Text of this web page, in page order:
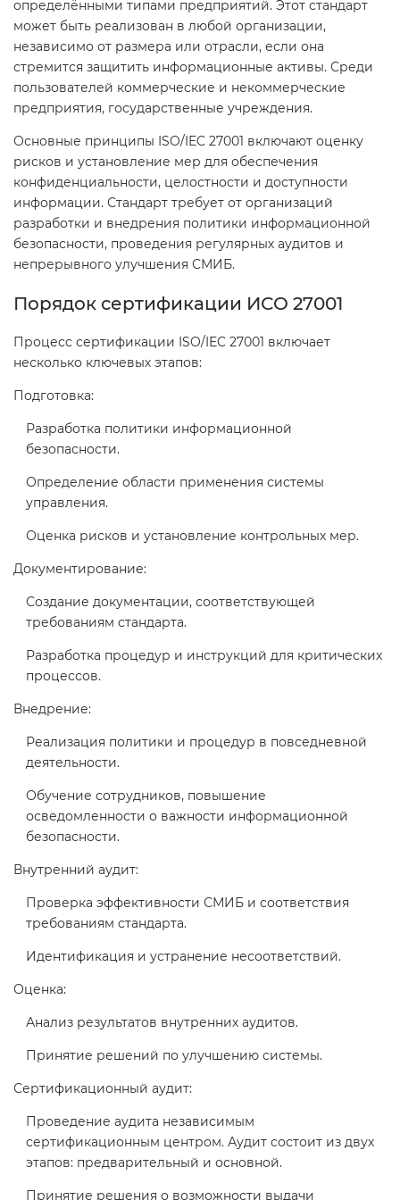
определёнными типами предприятий. Этот стандарт
может быть реализован в любой организации,
независимо от размера или отрасли, если она
стремится защитить информационные активы. Среди
пользователей коммерческие и некоммерческие
предприятия, государственные учреждения.
Основные принципы ISO/IEC 27001 включают оценку
рисков и установление мер для обеспечения
конфиденциальности, целостности и доступности
информации. Стандарт требует от организаций
разработки и внедрения политики информационной
безопасности, проведения регулярных аудитов и
непрерывного улучшения СМИБ.
Порядок сертификации ИСО 27001
Процесс сертификации ISO/IEC 27001 включает
несколько ключевых этапов:
Подготовка:
Разработка политики информационной
безопасности.
Определение области применения системы
управления.
Оценка рисков и установление контрольных мер.
Документирование:
Создание документации, соответствующей
требованиям стандарта.
Разработка процедур и инструкций для критических
процессов.
Внедрение:
Реализация политики и процедур в повседневной
деятельности.
Обучение сотрудников, повышение
осведомленности о важности информационной
безопасности.
Внутренний аудит:
Проверка эффективности СМИБ и соответствия
требованиям стандарта.
Идентификация и устранение несоответствий.
Оценка:
Анализ результатов внутренних аудитов.
Принятие решений по улучшению системы.
Сертификационный аудит:
Проведение аудита независимым
сертификационным центром. Аудит состоит из двух
этапов: предварительный и основной.
Принятие решения о возможности выдачи
Сертификация спортивных
товаров
Сертификация ресурсов
Остальное
Декларация ТР ТС
Декларирование косметики (ТР
Декларирование оборудования
по схеме 5Д (ТР ТС 010)
Декларирование пищевой
продукции (ТР ТС 021)
продукции (ТР ЕАЭС 047)
Декларирование
совместимости (ТР ТС 020)
Сертификация детских товаров
(ТР ТС 007)
Сертификация товаров легкой
оборудования (ТР ТС 010)
Сертификация средств
Действующие технические
регламенты